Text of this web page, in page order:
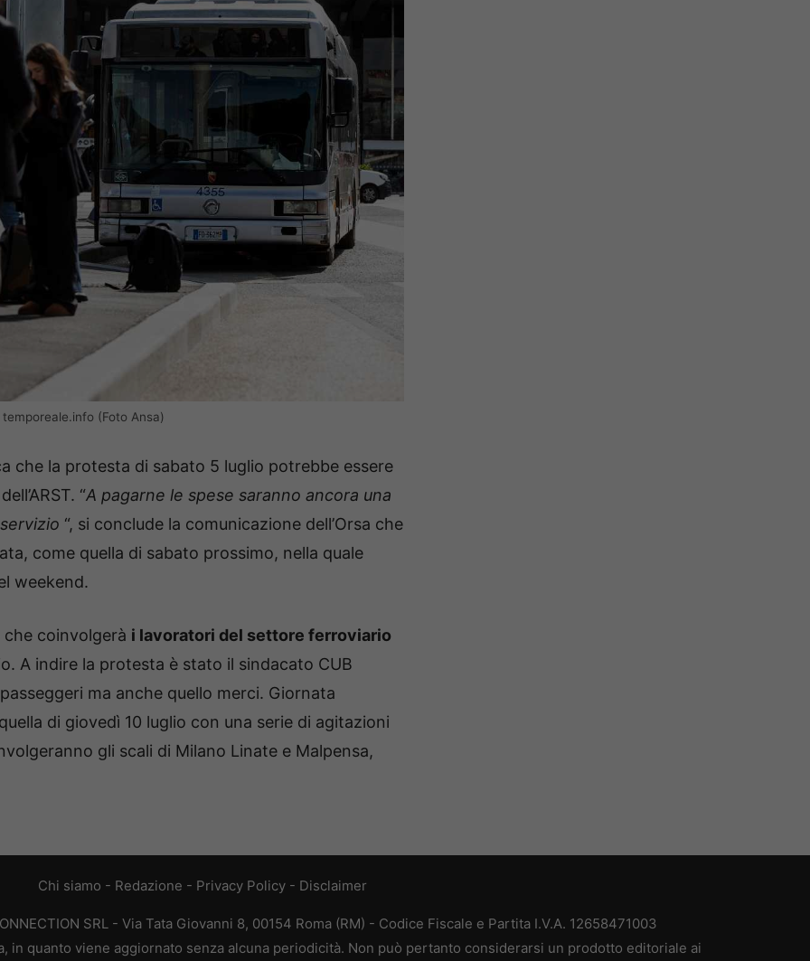
(Foto Ansa)
che la protesta di sabato 5 luglio potrebbe essere
“A pagarne le spese saranno ancora una
“, si conclude la comunicazione dell’Orsa che
come quella di sabato prossimo, nella quale
weekend.
che coinvolgerà i lavoratori del settore ferroviario
A indire la protesta è stato il sindacato CUB
ma anche quello merci. Giornata
di giovedì 10 luglio con una serie di agitazioni
gli scali di Milano Linate e Malpensa,
Chi siamo - Redazione - Privacy Policy - Disclaimer
SRL - Via Tata Giovanni 8, 00154 Roma (RM) - Codice Fiscale e Partita I.V.A. 12658471003
in quanto viene aggiornato senza alcuna periodicità. Non può pertanto considerarsi un prodotto editoriale ai